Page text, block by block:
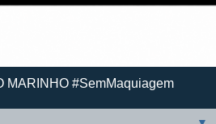
MARINHO #SemMaquiagem